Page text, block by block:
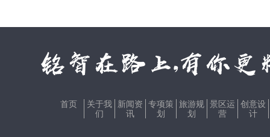
首页
关于我
们
新闻资
讯
专项策
划
旅游规
划
景区运
营
创意设
计